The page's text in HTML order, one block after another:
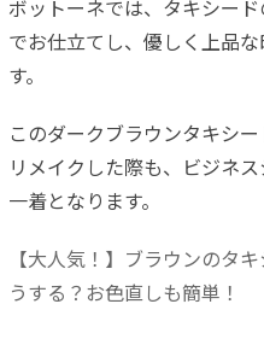
ボットーネでは、タキシー
でお仕立てし、優しく上品
す。
このダークブラウンタキシ
リメイクした際も、ビジネ
一着となります。
【大人気！】ブラウンのタ
うする？お色直しも簡単！